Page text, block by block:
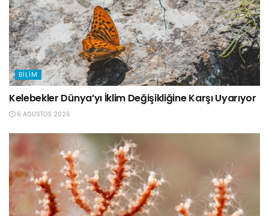
BILIM
Kelebekler Dünya’yı İklim Değişikliğine Karşı Uyarıyor
6 AĞUSTOS 2026